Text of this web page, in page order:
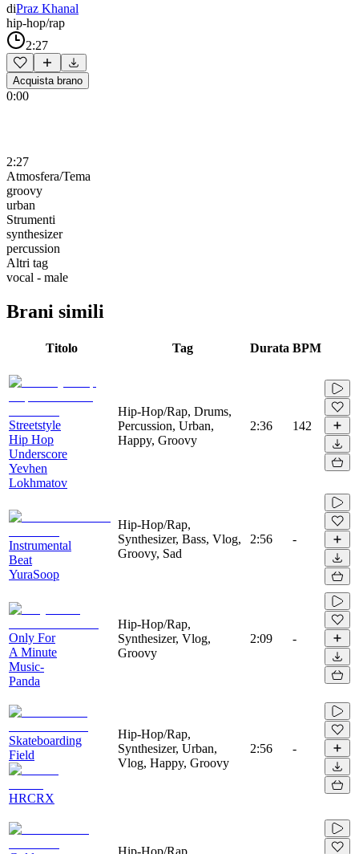
diPraz Khanal
hip-hop/rap
2:27
Acquista brano
0:00
2:27
Atmosfera/Tema
groovy
urban
Strumenti
synthesizer
percussion
Altri tag
vocal - male
Brani simili
Titolo Tag Durata BPM
Streetstyle
Hip Hop
Underscore
Yevhen
Lokhmatov
Hip-Hop/Rap, Drums,
Percussion, Urban,
Happy, Groovy
2:36 142
Instrumental
Beat
YuraSoop
Hip-Hop/Rap,
Synthesizer, Bass, Vlog,
Groovy, Sad
2:56 -
Only For
A Minute
Music-
Panda
Hip-Hop/Rap,
Synthesizer, Vlog,
Groovy
2:09 -
Skateboarding
Field
HRCRX
Hip-Hop/Rap,
Synthesizer, Urban,
Vlog, Happy, Groovy
2:56 -
Hip-Hop/Rap,